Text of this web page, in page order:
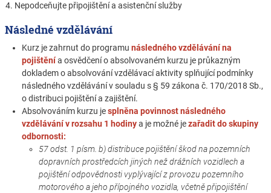
4. Nepodceňujte připojištění a asistenční služby
Následné vzdělávání
Kurz je zahrnut do programu následného vzdělávání na
pojištěnía osvědčení o absolvovaném kurzu je průkazným
dokladem o absolvování vzdělávací aktivity splňující podmínky
následného vzdělávání v souladu s § 59 zákona č. 170/2018 Sb.,
o distribuci pojištění a zajištění.
Absolvováním kurzu jesplněna povinnost následného
vzdělávání v rozsahu 1 hodinya je možné jezařadit do skupiny
odbornosti:
57 odst. 1 písm. b) distribuce pojištění škod na pozemních
dopravních prostředcích jiných než drážních vozidlech a
pojištění odpovědnosti vyplývající z provozu pozemního
motorového a jeho přípojného vozidla, včetně připojištění